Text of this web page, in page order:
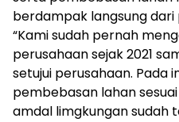
berdampak langsung dari
“Kami sudah pernah
perusahaan sejak 2021
setujui perusahaan. Pada
pembebasan lahan
amdal limgkungan sudah